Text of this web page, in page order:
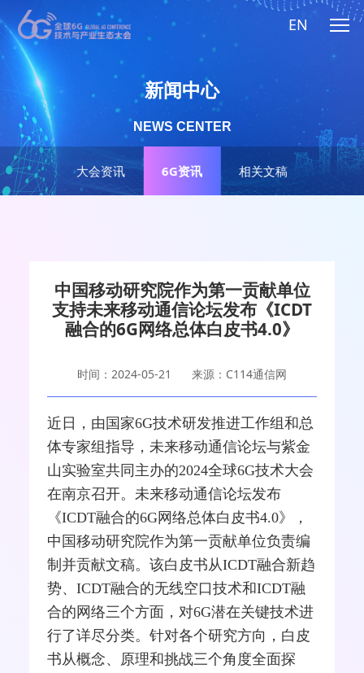
EN
大会资讯 6G资讯 相关文稿
新闻中心
NEWS CENTER
中国移动研究院作为第一贡献单位
支持未来移动通信论坛发布《ICDT
融合的6G网络总体白皮书4.0》
时间：2024-05-21 来源：C114通信网
近日，由国家6G技术研发推进工作组和总
体专家组指导，未来移动通信论坛与紫金
山实验室共同主办的2024全球6G技术大会
在南京召开。未来移动通信论坛发布
《ICDT融合的6G网络总体白皮书4.0》，
中国移动研究院作为第一贡献单位负责编
制并贡献文稿。该白皮书从ICDT融合新趋
势、ICDT融合的无线空口技术和ICDT融
合的网络三个方面，对6G潜在关键技术进
行了详尽分类。针对各个研究方向，白皮
书从概念、原理和挑战三个角度全面探